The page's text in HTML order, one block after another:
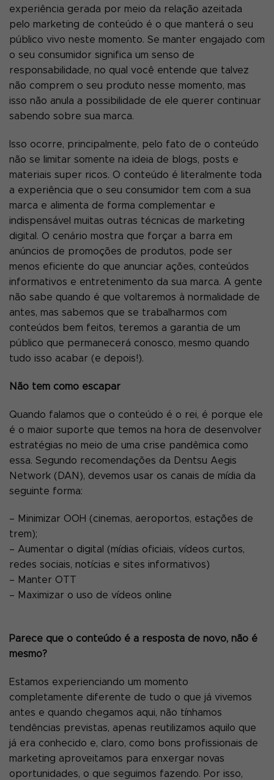
experiência gerada por meio da relação azeitada
pelo marketing de conteúdo é o que manterá o seu
público vivo neste momento. Se manter engajado com
o seu consumidor significa um senso de
responsabilidade, no qual você entende que talvez
não comprem o seu produto nesse momento, mas
isso não anula a possibilidade de ele querer continuar
sabendo sobre sua marca.
Isso ocorre, principalmente, pelo fato de o conteúdo
não se limitar somente na ideia de blogs, posts e
materiais super ricos. O conteúdo é literalmente toda
a experiência que o seu consumidor tem com a sua
marca e alimenta de forma complementar e
indispensável muitas outras técnicas de marketing
digital. O cenário mostra que forçar a barra em
anúncios de promoções de produtos, pode ser
menos eficiente do que anunciar ações, conteúdos
informativos e entretenimento da sua marca. A gente
não sabe quando é que voltaremos à normalidade de
antes, mas sabemos que se trabalharmos com
conteúdos bem feitos, teremos a garantia de um
público que permanecerá conosco, mesmo quando
tudo isso acabar (e depois!).
Não tem como escapar
Quando falamos que o conteúdo é o rei, é porque ele
é o maior suporte que temos na hora de desenvolver
estratégias no meio de uma crise pandêmica como
essa. Segundo recomendações da Dentsu Aegis
Network (DAN), devemos usar os canais de mídia da
seguinte forma:
– Minimizar OOH (cinemas, aeroportos, estações de
trem);
– Aumentar o digital (mídias oficiais, vídeos curtos,
redes sociais, notícias e sites informativos)
– Manter OTT
– Maximizar o uso de vídeos online
Parece que o conteúdo é a resposta de novo, não é
mesmo?
Estamos experienciando um momento
completamente diferente de tudo o que já vivemos
antes e quando chegamos aqui, não tínhamos
tendências previstas, apenas reutilizamos aquilo que
já era conhecido e, claro, como bons profissionais de
marketing aproveitamos para enxergar novas
oportunidades, o que seguimos fazendo. Por isso,